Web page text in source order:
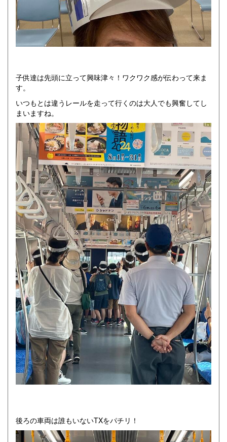
子供達は先頭に立って興味津々！ワクワク感が伝わって来ま
す。
いつもとは違うレールを走って行くのは大人でも興奮してし
まいますね。
後ろの車両は誰もいないTXをパチリ！